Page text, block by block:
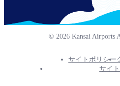
© 2026 Kansai Airports
サイトポリシー
サイ